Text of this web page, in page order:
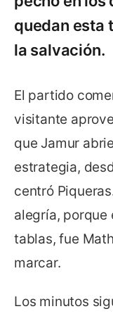
quedan esta
la salvación.
El partido
visitante
que Jamur
estrategia,
centró
alegría, porque
tablas, fue
marcar.
Los minutos